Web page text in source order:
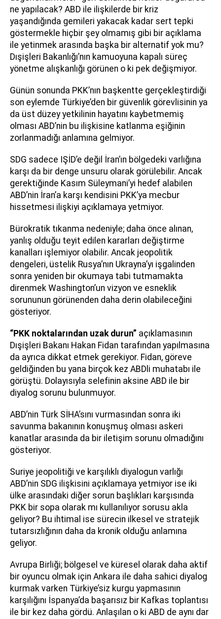
ne yapılacak? ABD ile ilişkilerde bir kriz
yaşandığında gemileri yakacak kadar sert tepki
göstermekle hiçbir şey olmamış gibi bir açıklama
ile yetinmek arasında başka bir alternatif yok mu?
Dışişleri Bakanlığı’nın kamuoyuna kapalı süreç
yönetme alışkanlığı görünen o ki pek değişmiyor.
Günün sonunda PKK’nın başkentte gerçekleştirdiği
son eylemde Türkiye’den bir güvenlik görevlisinin ya
da üst düzey yetkilinin hayatını kaybetmemiş
olması ABD’nin bu ilişkisine katlanma eşiğinin
zorlanmadığı anlamına gelmiyor.
SDG sadece IŞİD’e değil İran’ın bölgedeki varlığına
karşı da bir denge unsuru olarak görülebilir. Ancak
gerektiğinde Kasım Süleymani’yi hedef alabilen
ABD’nin İran’a karşı kendisini PKK’ya mecbur
hissetmesi ilişkiyi açıklamaya yetmiyor.
Bürokratik tıkanma nedeniyle; daha önce alınan,
yanlış olduğu teyit edilen kararları değiştirme
kanalları işlemiyor olabilir. Ancak jeopolitik
dengeleri, üstelik Rusya’nın Ukrayna’yı işgalinden
sonra yeniden bir okumaya tabi tutmamakta
direnmek Washington’un vizyon ve esneklik
sorununun görünenden daha derin olabileceğini
gösteriyor.
“PKK noktalarından uzak durun” açıklamasının
Dışişleri Bakanı Hakan Fidan tarafından yapılmasına
da ayrıca dikkat etmek gerekiyor. Fidan, göreve
geldiğinden bu yana birçok kez ABDli muhatabı ile
görüştü. Dolayısıyla selefinin aksine ABD ile bir
diyalog sorunu bulunmuyor.
ABD’nin Türk SİHA’sını vurmasından sonra iki
savunma bakanının konuşmuş olması askeri
kanatlar arasında da bir iletişim sorunu olmadığını
gösteriyor.
Suriye jeopolitiği ve karşılıklı diyalogun varlığı
ABD’nin SDG ilişkisini açıklamaya yetmiyor ise iki
ülke arasındaki diğer sorun başlıkları karşısında
PKK bir sopa olarak mı kullanılıyor sorusu akla
geliyor? Bu ihtimal ise sürecin ilkesel ve stratejik
tutarsızlığının daha da kronik olduğu anlamına
geliyor.
Avrupa Birliği; bölgesel ve küresel olarak daha aktif
bir oyuncu olmak için Ankara ile daha sahici diyalog
kurmak varken Türkiye’siz kurgu yapmasının
karşılığını İspanya’da başarısız bir Kafkas toplantısı
ile bir kez daha gördü. Anlaşılan o ki ABD de aynı dar